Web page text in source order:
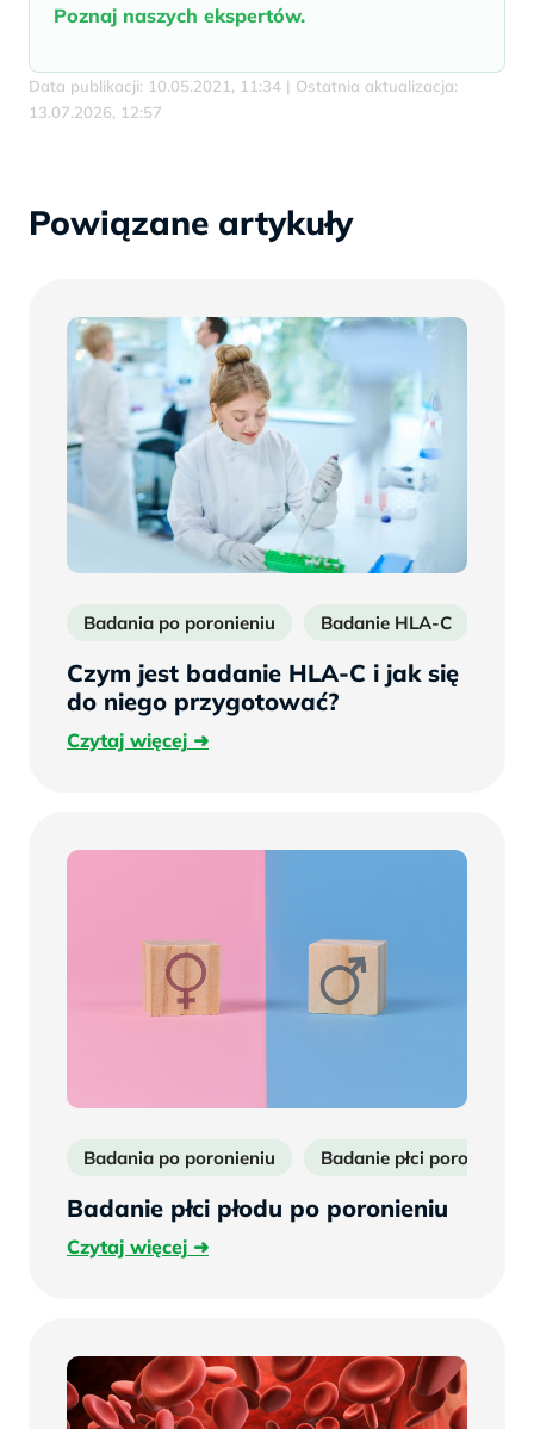
Poznaj naszych ekspertów.
Data publikacji: 10.05.2021, 11:34 | Ostatnia aktualizacja:
13.07.2026, 12:57
Powiązane artykuły
Badania po poronieniu Badanie HLA-C
Czym jest badanie HLA-C i jak się
do niego przygotować?
Czytaj więcejCzytaj
Badania po poronieniu Badanie płci
Badanie płci płodu po poronieniu
Czytaj więcejCzytaj